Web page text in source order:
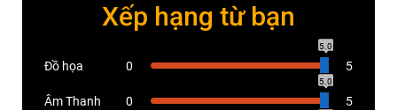
Xếp hạng từ bạn
Đồ họa 0
5.0
5
Âm Thanh 0
5.0
5